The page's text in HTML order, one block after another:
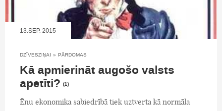
13.SEP, 2015
DZĪVESZIŅAI » PĀRDOMAS
Kā apmierināt augošo valsts
apetīti? (1)
Ēnu ekonomika sabiedrībā tiek uztverta kā normāla